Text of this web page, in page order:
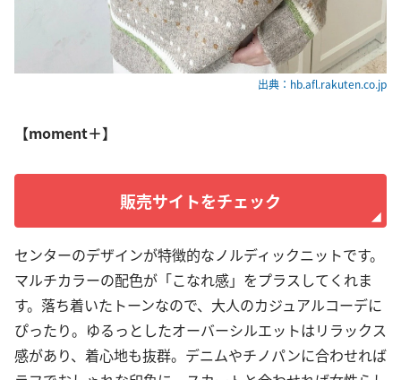
出典：hb.afl.rakuten.co.jp
【moment＋】
販売サイトをチェック
センターのデザインが特徴的なノルディックニットです。
マルチカラーの配色が「こなれ感」をプラスしてくれま
す。落ち着いたトーンなので、大人のカジュアルコーデに
ぴったり。ゆるっとしたオーバーシルエットはリラックス
感があり、着心地も抜群。デニムやチノパンに合わせれば